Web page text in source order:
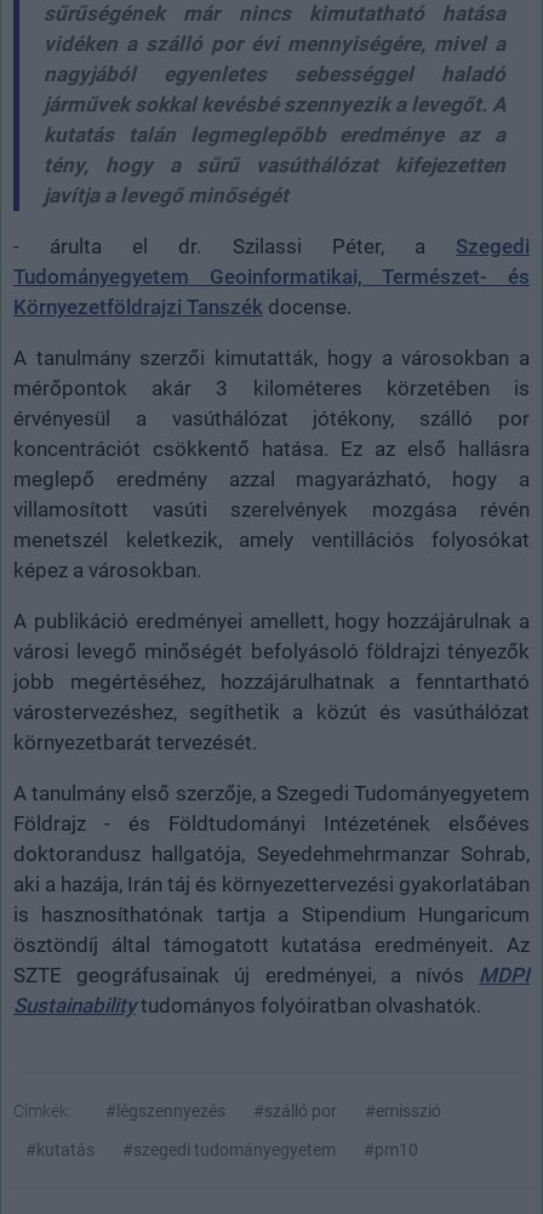
sűrűségének már nincs kimutatható hatása
vidéken a szálló por évi mennyiségére, mivel a
nagyjából egyenletes sebességgel haladó
járművek sokkal kevésbé szennyezik a levegőt. A
kutatás talán legmeglepőbb eredménye az a
tény, hogy a sűrű vasúthálózat kifejezetten
javítja a levegő minőségét
- árulta el dr. Szilassi Péter, a Szegedi
Tudományegyetem Geoinformatikai, Természet- és
Környezetföldrajzi Tanszék docense.
A tanulmány szerzői kimutatták, hogy a városokban a
mérőpontok akár 3 kilométeres körzetében is
érvényesül a vasúthálózat jótékony, szálló por
koncentrációt csökkentő hatása. Ez az első hallásra
meglepő eredmény azzal magyarázható, hogy a
villamosított vasúti szerelvények mozgása révén
menetszél keletkezik, amely ventillációs folyosókat
képez a városokban.
A publikáció eredményei amellett, hogy hozzájárulnak a
városi levegő minőségét befolyásoló földrajzi tényezők
jobb megértéséhez, hozzájárulhatnak a fenntartható
várostervezéshez, segíthetik a közút és vasúthálózat
környezetbarát tervezését.
A tanulmány első szerzője, a Szegedi Tudományegyetem
Földrajz - és Földtudományi Intézetének elsőéves
doktorandusz hallgatója, Seyedehmehrmanzar Sohrab,
aki a hazája, Irán táj és környezettervezési gyakorlatában
is hasznosíthatónak tartja a Stipendium Hungaricum
ösztöndíj által támogatott kutatása eredményeit. Az
SZTE geográfusainak új eredményei, a nívós MDPI
Sustainabilitytudományos folyóiratban olvashatók.
Címkék: #légszennyezés #szálló por
#emisszió
#kutatás
#szegedi tudományegyetem #pm10